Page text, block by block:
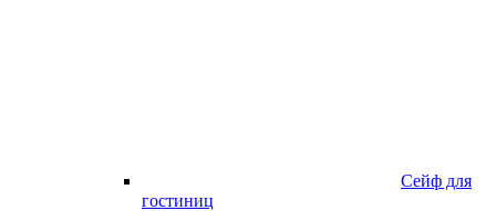
Сейф для
гостиниц